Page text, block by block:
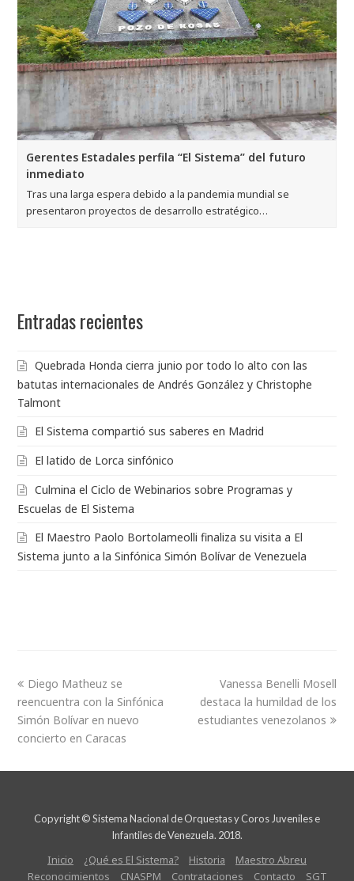
Gerentes Estadales perfila “El Sistema” del futuro
inmediato
Tras una larga espera debido a la pandemia mundial se
presentaron proyectos de desarrollo estratégico…
Entradas recientes
Quebrada Honda cierra junio por todo lo alto con las
batutas internacionales de Andrés González y Christophe
Talmont
El Sistema compartió sus saberes en Madrid
El latido de Lorca sinfónico
Culmina el Ciclo de Webinarios sobre Programas y
Escuelas de El Sistema
El Maestro Paolo Bortolameolli finaliza su visita a El
Sistema junto a la Sinfónica Simón Bolívar de Venezuela
Diego Matheuz se
reencuentra con la Sinfónica
Simón Bolívar en nuevo
concierto en Caracas
Vanessa Benelli Mosell
destaca la humildad de los
estudiantes venezolanos
Copyright © Sistema Nacional de Orquestas y Coros Juveniles e
Infantiles de Venezuela. 2018.
Inicio ¿Qué es El Sistema? Historia
Maestro Abreu
Reconocimientos
CNASPM Contrataciones Contacto SGT